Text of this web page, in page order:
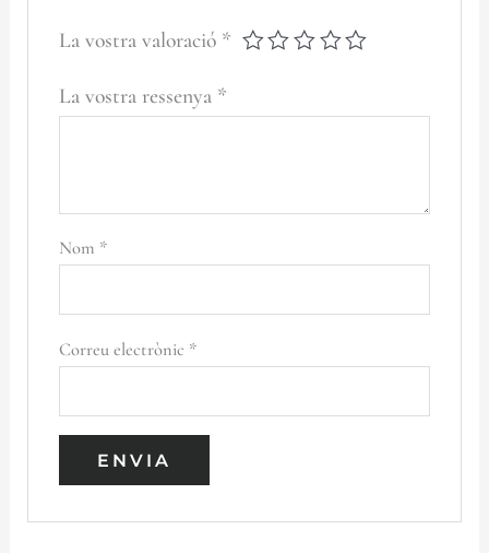
La vostra valoració *
La vostra ressenya *
Nom *
Correu electrònic *